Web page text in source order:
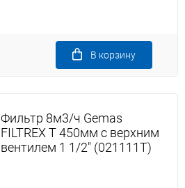
В корзину
Фильтр 8м3/ч Gemas
FILTREX T 450мм с верхним
вентилем 1 1/2" (021111T)